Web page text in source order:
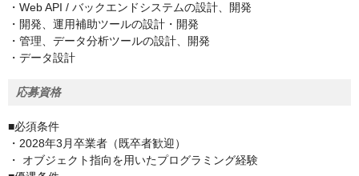
・Web API / バックエンドシステムの設計、開発
・開発、運用補助ツールの設計・開発
・管理、データ分析ツールの設計、開発
・データ設計
応募資格
■必須条件
・2028年3月卒業者（既卒者歓迎）
・ オブジェクト指向を用いたプログラミング経験